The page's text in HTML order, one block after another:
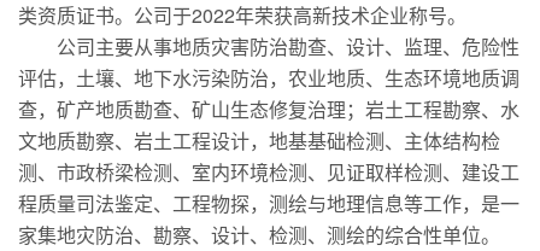
类资质证书。公司于2022年荣获高新技术企业称号。
公司主要从事地质灾害防治勘查、设计、监理、危险性
评估，土壤、地下水污染防治，农业地质、生态环境地质调
查，矿产地质勘查、矿山生态修复治理；岩土工程勘察、水
文地质勘察、岩土工程设计，地基基础检测、主体结构检
测、市政桥梁检测、室内环境检测、见证取样检测、建设工
程质量司法鉴定、工程物探，测绘与地理信息等工作，是一
家集地灾防治、勘察、设计、检测、测绘的综合性单位。